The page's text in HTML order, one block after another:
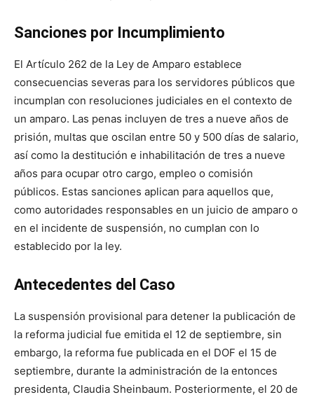
Sanciones por Incumplimiento
El Artículo 262 de la Ley de Amparo establece
consecuencias severas para los servidores públicos que
incumplan con resoluciones judiciales en el contexto de
un amparo. Las penas incluyen de tres a nueve años de
prisión, multas que oscilan entre 50 y 500 días de salario,
así como la destitución e inhabilitación de tres a nueve
años para ocupar otro cargo, empleo o comisión
públicos. Estas sanciones aplican para aquellos que,
como autoridades responsables en un juicio de amparo o
en el incidente de suspensión, no cumplan con lo
establecido por la ley.
Antecedentes del Caso
La suspensión provisional para detener la publicación de
la reforma judicial fue emitida el 12 de septiembre, sin
embargo, la reforma fue publicada en el DOF el 15 de
septiembre, durante la administración de la entonces
presidenta, Claudia Sheinbaum. Posteriormente, el 20 de